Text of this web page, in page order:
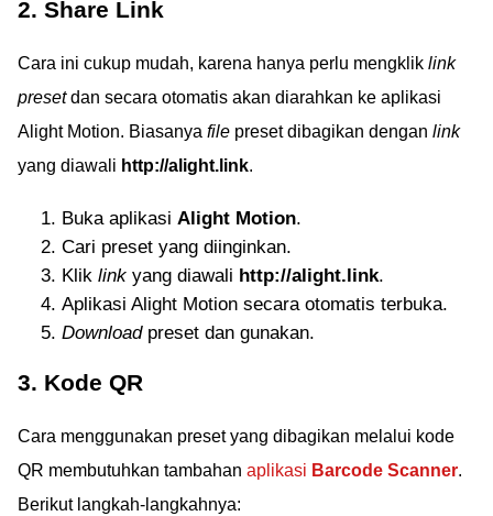
2. Share Link
Cara ini cukup mudah, karena hanya perlu mengklik link
presetdan secara otomatis akan diarahkan ke aplikasi
Alight Motion. Biasanya file preset dibagikan dengan link
yang diawali http://alight.link.
Buka aplikasi Alight Motion.
Cari preset yang diinginkan.
Klik link yang diawali http://alight.link.
Aplikasi Alight Motion secara otomatis terbuka.
Downloadpreset dan gunakan.
3. Kode QR
Cara menggunakan preset yang dibagikan melalui kode
QR membutuhkan tambahan aplikasi Barcode Scanner.
Berikut langkah-langkahnya: